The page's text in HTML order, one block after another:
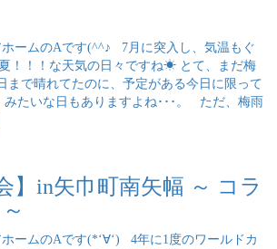
ホームのAです(^^♪ 7月に突入し、気温もぐ
！！！な天気の日々ですね☀ とて、まだ梅
まで晴れてたのに、予定がある今日に限って
みたいな日もありますよね･･･。 ただ、梅雨
】in矢巾町南矢幅 ～ コラ
ームのAです(*‘∀‘) 4年に1度のワールドカ